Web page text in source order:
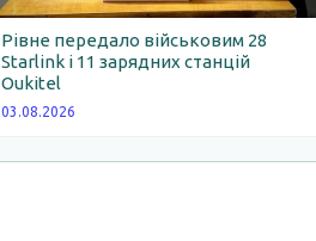
Рівне передало військовим 28
Starlink і 11 зарядних станцій
Oukitel
03.08.2026